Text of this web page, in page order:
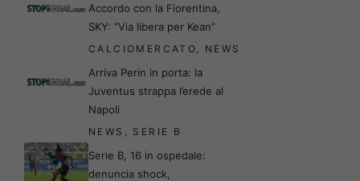
Accordo con la Fiorentina,
SKY: “Via libera per Kean”
CALCIOMERCATO NEWS
Arriva Perin in porta: la
Juventus strappa l’erede al
Napoli
NEWS SERIE B
Serie B, 16 in ospedale:
denuncia shock,